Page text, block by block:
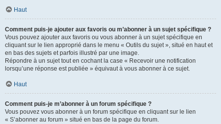
Haut
Comment puis-je ajouter aux favoris ou m’abonner à un sujet spécifique ?
Vous pouvez ajouter aux favoris ou vous abonner à un sujet spécifique en
cliquant sur le lien approprié dans le menu « Outils du sujet », situé en haut et
en bas des sujets et parfois illustré par une image.
Répondre à un sujet tout en cochant la case « Recevoir une notification
lorsqu’une réponse est publiée » équivaut à vous abonner à ce sujet.
Haut
Comment puis-je m’abonner à un forum spécifique ?
Vous pouvez vous abonner à un forum spécifique en cliquant sur le lien
« S’abonner au forum » situé en bas de la page du forum.